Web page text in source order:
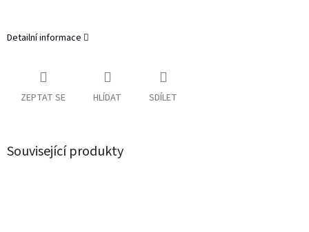
Detailní informace
ZEPTAT SE HLÍDAT SDÍLET
Související produkty